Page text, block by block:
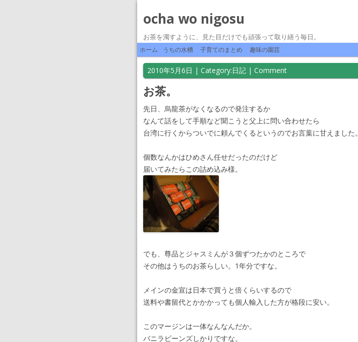
ocha wo nigosu
お茶を濁すように、見た目だけでも頑張って取り繕う毎日。
ホーム うちの水槽 子育てのまとめ 趣味の園芸
2010年5月6日 | Category:日記 | Comment
お茶。
先日、烏龍茶がなくなるので発注するか
なんて話をして手順など聞こうと父上に問い合わせたら
台湾に行くからついでに頼んでくるというのでお言葉に甘えました。
個数なんかはひめさん任せだったのだけど
届いてみたらこの詰め込み様。
でも、尊品とジャスミんが３個ずつたかのところで
その他はうちのお茶らしい。1年分ですな。
メインの金宣は日本で買うと倍くらいするので
送料や書留代とかかかっても個人輸入した方が格段に安い。
このマージンは一体なんなんだか。
バニラビーンズしかりですな。